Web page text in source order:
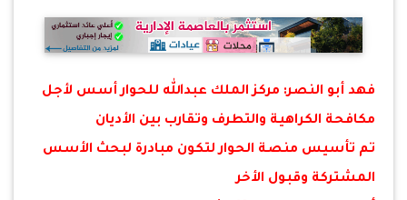
فهد أبو النصر: مركز الملك عبدالله للحوار أسس لأجل
مكافحة الكراهية والتطرف وتقارب بين الأديان
تم تأسيس منصة الحوار لتكون مبادرة لبحث الأسس
المشتركة وقبول الأخر